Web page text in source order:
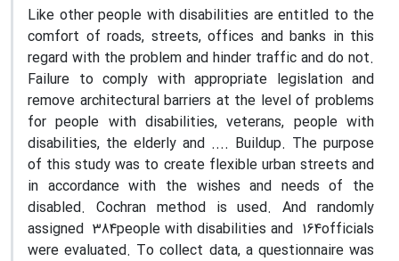
Like other people with disabilities are entitled to the
comfort of roads, streets, offices and banks in this
regard with the problem and hinder traffic and do not.
Failure to comply with appropriate legislation and
remove architectural barriers at the level of problems
for people with disabilities, veterans, people with
disabilities, the elderly and .... Buildup. The purpose
of this study was to create flexible urban streets and
in accordance with the wishes and needs of the
disabled. Cochran method is used. And randomly
assigned 384people with disabilities and 164officials
were evaluated. To collect data, a questionnaire was